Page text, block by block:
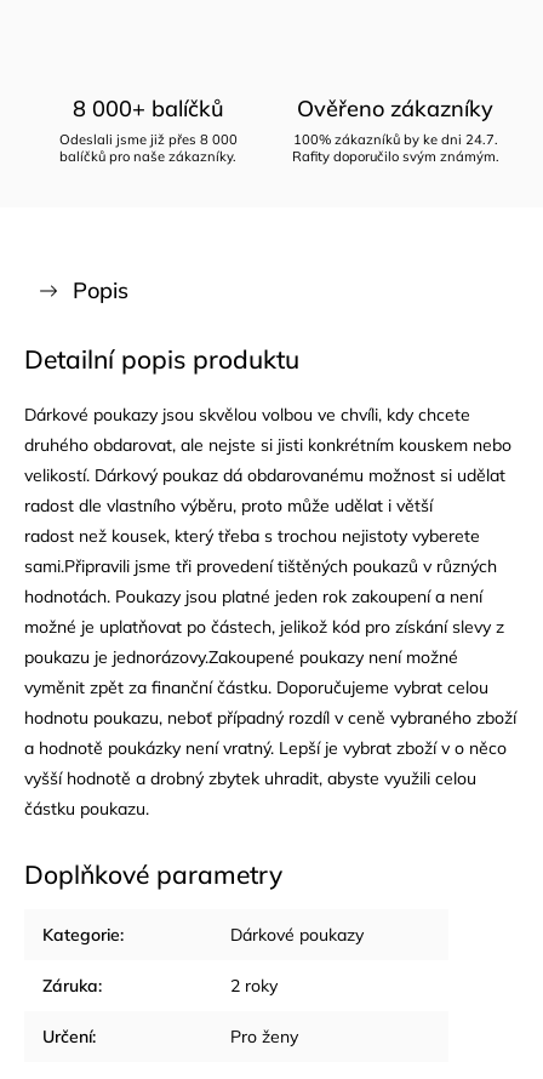
8 000+ balíčků
Odeslali jsme již přes 8 000
balíčků pro naše zákazníky.
Ověřeno zákazníky
100% zákazníků by ke dni 24.7.
Rafity doporučilo svým známým.
Popis
Detailní popis produktu
Dárkové poukazy jsou skvělou volbou ve chvíli, kdy chcete
druhého obdarovat, ale nejste si jisti konkrétním kouskem nebo
velikostí. Dárkový poukaz dá obdarovanému možnost si udělat
radost dle vlastního výběru, proto může udělat i větší
radost než kousek, který třeba s trochou nejistoty vyberete
sami.Připravili jsme tři provedení tištěných poukazů v různých
hodnotách. Poukazy jsou platné jeden rok zakoupení a není
možné je uplatňovat po částech, jelikož kód pro získání slevy z
poukazu je jednorázovy.Zakoupené poukazy není možné
vyměnit zpět za finanční částku. Doporučujeme vybrat celou
hodnotu poukazu, neboť případný rozdíl v ceně vybraného zboží
a hodnotě poukázky není vratný. Lepší je vybrat zboží v o něco
vyšší hodnotě a drobný zbytek uhradit, abyste využili celou
částku poukazu.
Doplňkové parametry
Kategorie: Dárkové poukazy
Záruka: 2 roky
Určení: Pro ženy